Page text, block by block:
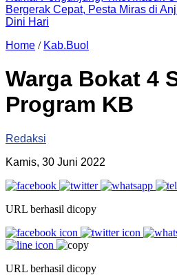
Bergerak Cepat, Pesta Miras di
Dini Hari
Home / Kab.Buol
Warga Bokat 4
Program KB
Redaksi
Kamis, 30 Juni 2022
URL berhasil dicopy
URL berhasil dicopy